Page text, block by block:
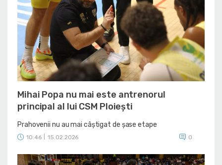
Mihai Popa nu mai este antrenorul
principal al lui CSM Ploiești
Prahovenii nu au mai câștigat de șase etape
10:46 15.02.2026 0